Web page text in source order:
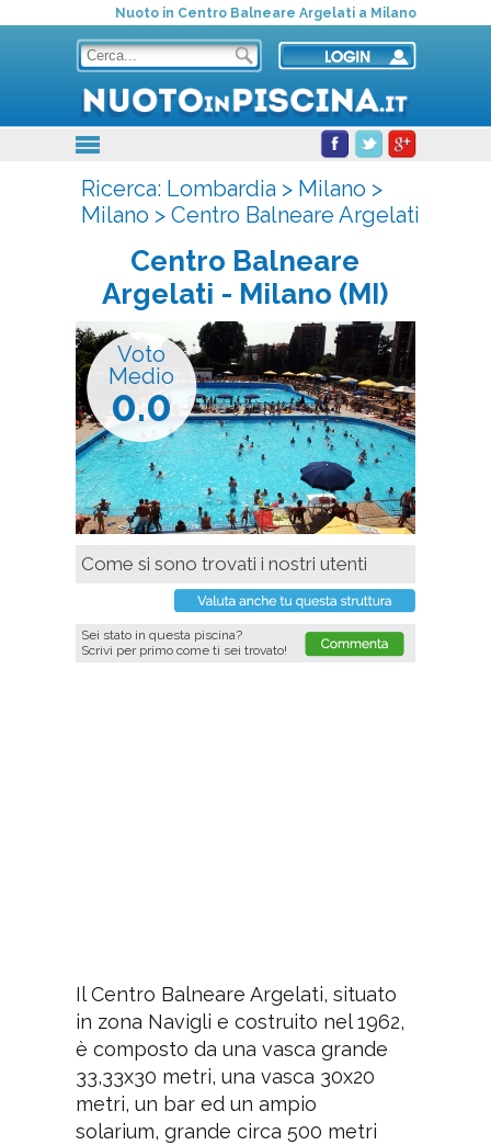
Nuoto in Centro Balneare Argelati a Milano
Ricerca: Lombardia> Milano >
Milano > Centro Balneare Argelati
Centro Balneare
Argelati - Milano (MI)
Voto
Medio
0.0
Come si sono trovati i nostri utenti
Sei stato in questa piscina?
Scrivi per primo come ti sei trovato!
Il Centro Balneare Argelati, situato
in zona Navigli e costruito nel 1962,
è composto da una vasca grande
33,33x30 metri, una vasca 30x20
metri, un bar ed un ampio
solarium, grande circa 500 metri